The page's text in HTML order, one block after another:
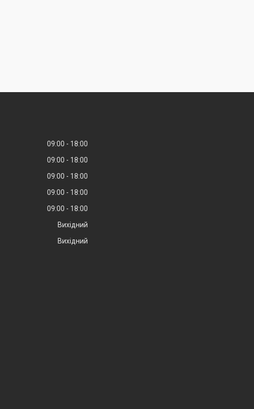
09:00
18:00
09:00
18:00
09:00
18:00
09:00
18:00
09:00
18:00
Вихідний
Вихідний